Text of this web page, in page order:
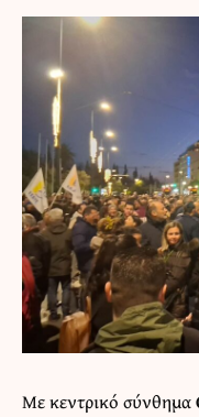
Με κεντρικό σύνθημα